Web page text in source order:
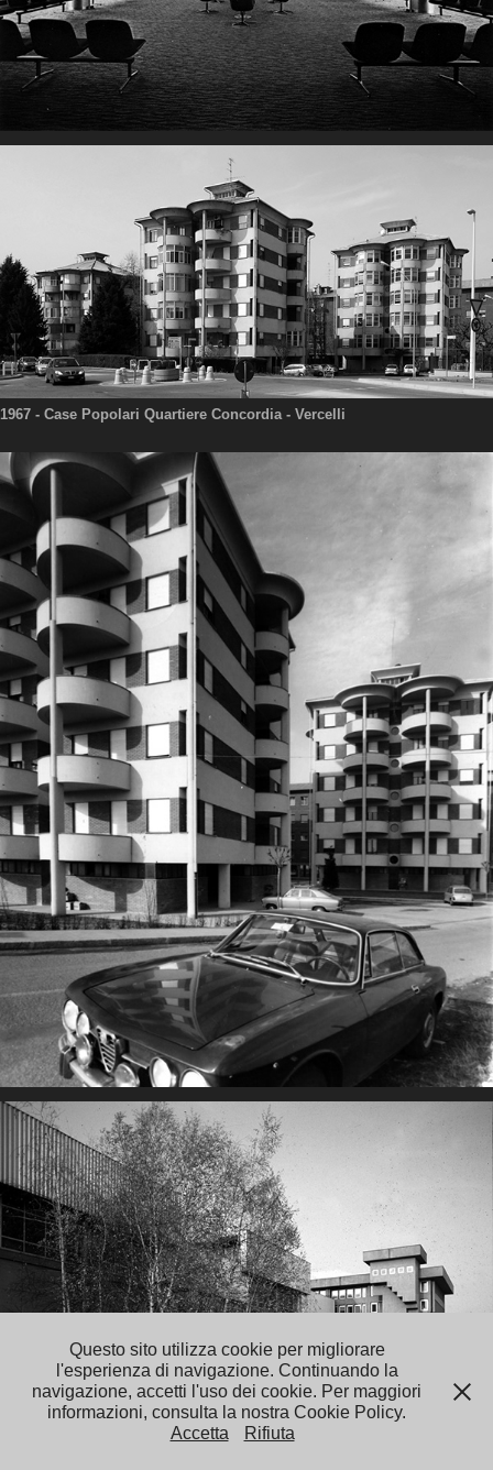
1967 - Case Popolari Quartiere Concordia - Vercelli
Questo sito utilizza cookie per migliorare
l'esperienza di navigazione. Continuando la
navigazione, accetti l'uso dei cookie. Per maggiori
informazioni, consulta la nostra Cookie Policy.
Accetta
Rifiuta